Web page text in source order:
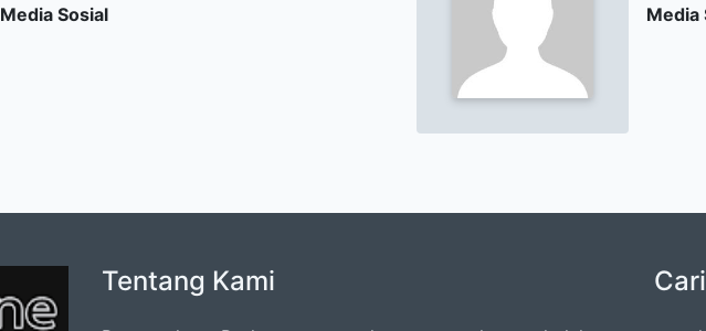
Media Sosial
Media
Tentang Kami Cari